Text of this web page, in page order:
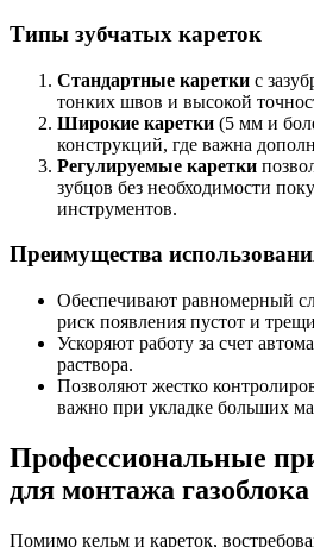
Типы зубчатых кареток
Стандартные каретки с
тонких швов и высокой
Широкие каретки (5 мм и
конструкций, где важна
Регулируемые каретки
зубцов без необходимости
инструментов.
Преимущества
Обеспечивают равномерный
риск появления пустот и
Ускоряют работу за счет
раствора.
Позволяют жестко
важно при укладке больших
Профессиональные
для монтажа газоблока
Помимо кельм и кареток,